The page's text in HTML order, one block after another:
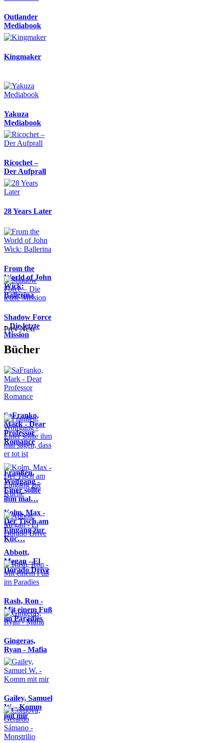
Outlander
Mediabook
Kingmaker
Yakuza
Mediabook
Ricochet –
Der Aufprall
28 Years Later
From the
World of John
Wick:
Ballerina
Shadow Force
– Die letzte
Mission
Prev Next
Bücher
SaFranko,
Mark - Dear
Professor
Romance
Franßen,
Wolfgang -
Einer sollte
ihm mal…
Kolm, Max -
Der Tisch am
Eingang zur
Küc…
Abbott,
Megan - El
Dorado Drive
Rash, Ron -
Mit einem Fuß
im Paradies
Gingeras,
Ryan - Mafia
Gailey, Samuel
W. - Komm
mit mir